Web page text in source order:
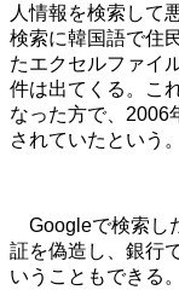
人情報を検索して
検索に韓国語で住
たエクセルファイ
件は出てくる。こ
なった方で、2006
されていたという。
Googleで検索し
証を偽造し、銀行
いうこともできる